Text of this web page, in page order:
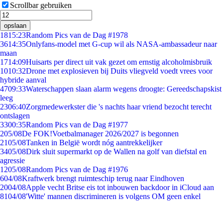
Scrollbar gebruiken
opslaan
1815:23Random Pics van de Dag #1978
3614:35Onlyfans-model met G-cup wil als NASA-ambassadeur naar
maan
1714:09Huisarts per direct uit vak gezet om ernstig alcoholmisbruik
1010:32Drone met explosieven bij Duits vliegveld voedt vrees voor
hybride aanval
4709:33Waterschappen slaan alarm wegens droogte: Gereedschapskist
leeg
2306:40Zorgmedewerkster die 's nachts haar vriend bezocht terecht
ontslagen
3300:35Random Pics van de Dag #1977
205/08De FOK!Voetbalmanager 2026/2027 is begonnen
2105/08Tanken in België wordt nóg aantrekkelijker
3405/08Dirk sluit supermarkt op de Wallen na golf van diefstal en
agressie
1205/08Random Pics van de Dag #1976
604/08Kraftwerk brengt ruimteschip terug naar Eindhoven
2004/08Apple vecht Britse eis tot inbouwen backdoor in iCloud aan
8104/08'Witte' mannen discrimineren is volgens OM geen enkel